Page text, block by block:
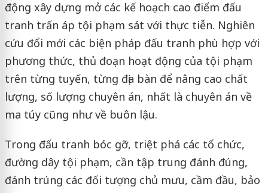
động xây dựng mở các kế hoạch cao điểm đấu
tranh trấn áp tội phạm sát với thực tiễn. Nghiên
cứu đổi mới các biện pháp đấu tranh phù hợp với
phương thức, thủ đoạn hoạt động của tội phạm
trên từng tuyến, từng địa bàn để nâng cao chất
lượng, số lượng chuyên án, nhất là chuyên án về
ma túy cũng như về buôn lậu.
Trong đấu tranh bóc gỡ, triệt phá các tổ chức,
đường dây tội phạm, cần tập trung đánh đúng,
đánh trúng các đối tượng chủ mưu, cầm đầu, bảo